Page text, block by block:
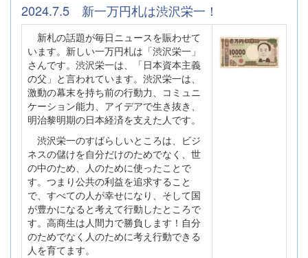
2024.7.5 新一万円札は渋沢栄一！
新札の話題が毎日ニュースを賑わせて
います。新しい一万円札は「渋沢栄一」
さんです。渋沢栄一は、「日本資本主義
の父」と言われています。渋沢栄一は、
激動の幕末を持ち前の行動力、コミュニ
ケーション能力、アイデアで生き抜き、
明治黎明期の日本経済を支えた人です。
渋沢栄一のすばらしいところは、ビジ
ネスの儲けを自分だけのためでなく、世
の中のため、人のために使ったことで
す。つまり公共の利益を追求すること
で、すべての人が幸せになり、そして国
が豊かになると考えて行動したところで
す。高商生は人間力で勝負します！自分
のためでなく人のために考え行動できる
人を育てます。